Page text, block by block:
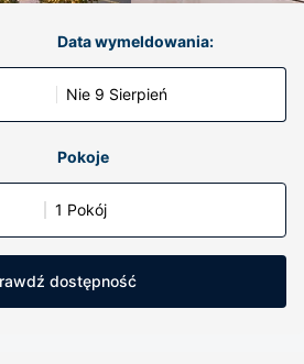
Data wymeldowania:
Nie 9 Sierpień
Pokoje
1 Pokój
dostępność